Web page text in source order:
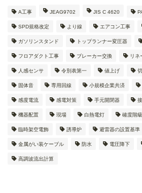
A工事 JEAG9702 JIS C 4620
SPD規格改定 より線 エアコン工事
ガソリンスタンド トップランナー変圧器
フロアダクト工事 ブレーカー交換 リネ
人感センサ 令別表第一 値上げ
固体音 専用回線 小規模企業共済
感度電流 感電対策 手元開閉器
機器配置 現場 白熱電灯 確度階級
臨時架空電飾 誘導炉 避雷器の設置基準
金属がい装ケーブル 防水 電圧降下
高調波流出計算